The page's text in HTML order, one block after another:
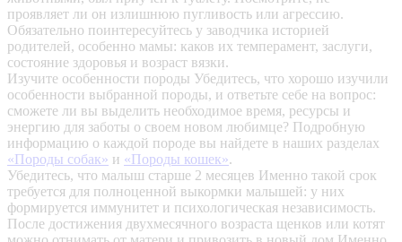
проявляет ли он излишнюю пугливость или агрессию.
Обязательно поинтересуйтесь у заводчика историей
родителей, особенно мамы: каков их темперамент, заслуги,
состояние здоровья и возраст вязки.
Изучите особенности породы Убедитесь, что хорошо изучили
особенности выбранной породы, и ответьте себе на вопрос:
сможете ли вы выделить необходимое время, ресурсы и
энергию для заботы о своем новом любимце? Подробную
информацию о каждой породе вы найдете в наших разделах
«Породы собак» и «Породы кошек».
Убедитесь, что малыш старше 2 месяцев Именно такой срок
требуется для полноценной выкормки малышей: у них
формируется иммунитет и психологическая независимость.
После достижения двухмесячного возраста щенков или котят